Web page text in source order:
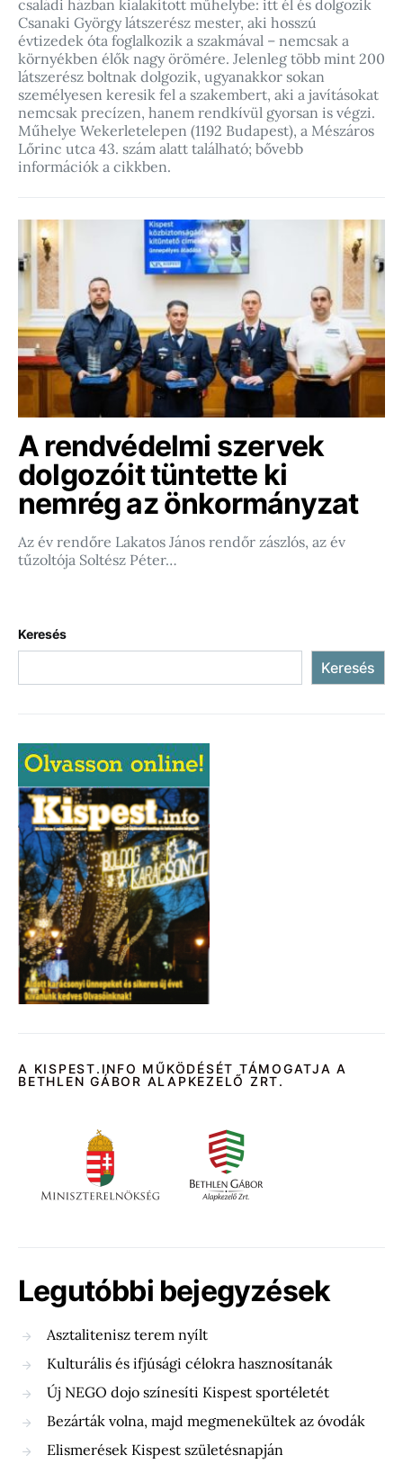
családi házban kialakított műhelybe: itt él és dolgozik
Csanaki György látszerész mester, aki hosszú
évtizedek óta foglalkozik a szakmával – nemcsak a
környékben élők nagy örömére. Jelenleg több mint 200
látszerész boltnak dolgozik, ugyanakkor sokan
személyesen keresik fel a szakembert, aki a javításokat
nemcsak precízen, hanem rendkívül gyorsan is végzi.
Műhelye Wekerletelepen (1192 Budapest), a Mészáros
Lőrinc utca 43. szám alatt található; bővebb
információk a cikkben.
A rendvédelmi szervek
dolgozóit tüntette ki
nemrég az önkormányzat
Az év rendőre Lakatos János rendőr zászlós, az év
tűzoltója Soltész Péter…
Keresés
Keresés
A KISPEST.INFO MŰKÖDÉSÉT TÁMOGATJA A
BETHLEN GÁBOR ALAPKEZELŐ ZRT.
Legutóbbi bejegyzések
Asztalitenisz terem nyílt
Kulturális és ifjúsági célokra hasznosítanák
Új NEGO dojo színesíti Kispest sportéletét
Bezárták volna, majd megmenekültek az óvodák
Elismerések Kispest születésnapján